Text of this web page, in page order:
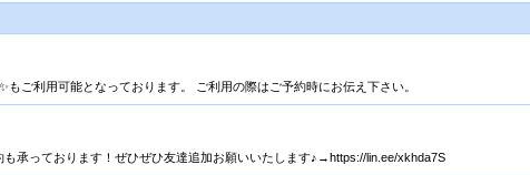
ご利用可能となっております。 ご利用の際はご予約時にお伝え下さい。
承っております！ぜひぜひ友達追加お願いいたします♪→https://lin.ee/xkhda7S